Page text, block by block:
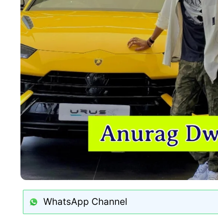
WhatsApp Channel